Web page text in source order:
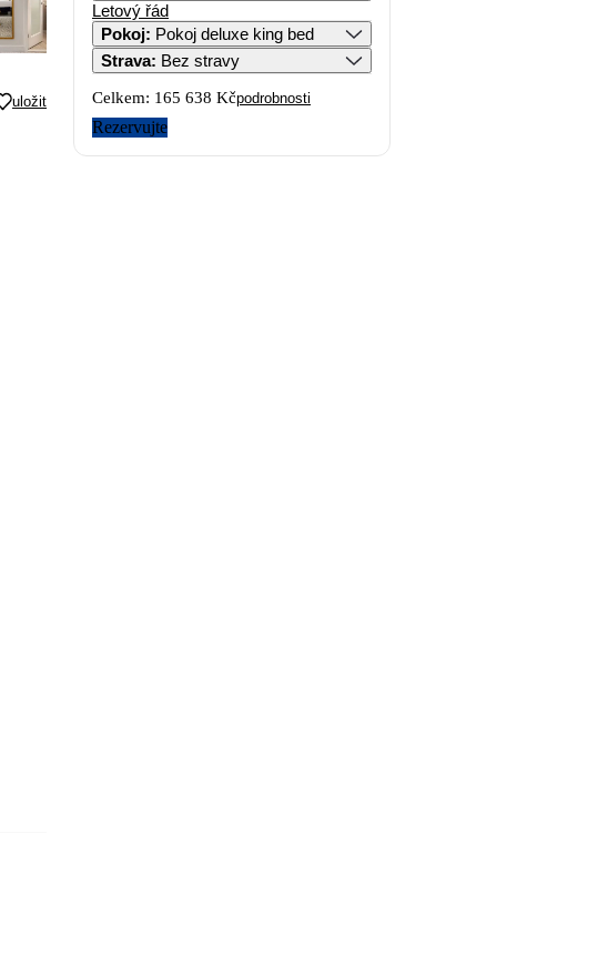
uložit
Letový řád
Pokoj: Pokoj deluxe king bed
Strava: Bez stravy
Celkem: 165 638 Kčpodrobnosti
Rezervujte